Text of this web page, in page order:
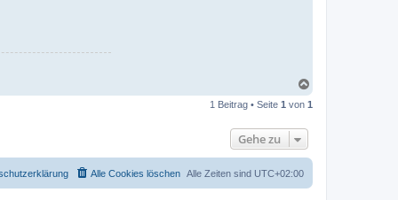
c
1 Beitrag • Seite 1 von 1
Gehe zu
Alle Zeiten sind UTC+02:00
Alle Cookies löschen